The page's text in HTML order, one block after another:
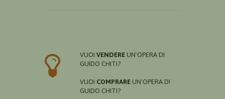
VUOI VENDERE UN'OPERA DI
GUIDO CHITI?
VUOI COMPRARE UN'OPERA DI
GUIDO CHITI?